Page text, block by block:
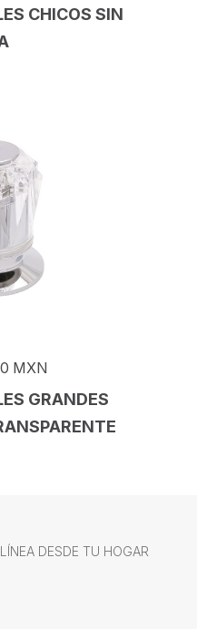
CHICOS SIN
MXN
GRANDES
DESDE TU HOGAR